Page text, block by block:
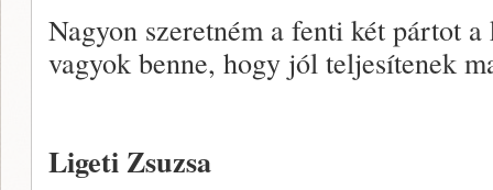
Nagyon szeretném a fenti két pártot
vagyok benne, hogy jól teljesítenek
Ligeti Zsuzsa